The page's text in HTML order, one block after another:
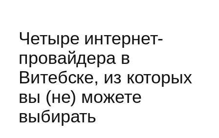
Четыре интернет-
провайдера в
Витебске, из которых
вы (не) можете
выбирать